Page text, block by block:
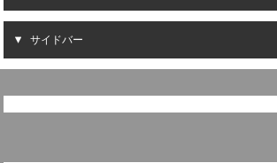
サイドバー